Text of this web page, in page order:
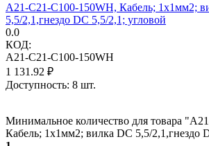
A21-C21-C100-150WH, Кабель; 1x1мм2;
5,5/2,1,гнездо DC 5,5/2,1; угловой
0.0
КОД:
A21-C21-C100-150WH
1 131.92 ₽
Доступность: 8 шт.
Минимальное количество для товара
Кабель; 1x1мм2; вилка DC 5,5/2,1,гнездо